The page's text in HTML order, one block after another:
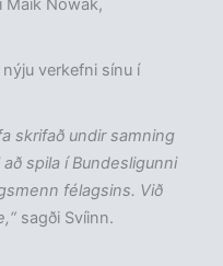
Maik Nowak,
verkefni sínu í
skrifað undir samning
spila í Bundesligunni
félagsins. Við
sagði Svíinn.